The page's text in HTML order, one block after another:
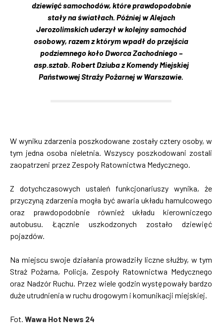
dziewięć samochodów, które prawdopodobnie
stały na światłach. Później w Alejach
Jerozolimskich uderzył w kolejny samochód
osobowy, razem z którym wpadł do przejścia
podziemnego koło Dworca Zachodniego –
asp.sztab. Robert Dziuba z Komendy Miejskiej
Państwowej Straży Pożarnej w Warszawie.
W wyniku zdarzenia poszkodowane zostały cztery osoby, w
tym jedna osoba nieletnia. Wszyscy poszkodowani zostali
zaopatrzeni przez Zespoły Ratownictwa Medycznego.
Z dotychczasowych ustaleń funkcjonariuszy wynika, że
przyczyną zdarzenia mogła być awaria układu hamulcowego
oraz prawdopodobnie również układu kierowniczego
autobusu. Łącznie uszkodzonych zostało dziewięć
pojazdów.
Na miejscu swoje działania prowadziły liczne służby, w tym
Straż Pożarna, Policja, Zespoły Ratownictwa Medycznego
oraz Nadzór Ruchu. Przez wiele godzin występowały bardzo
duże utrudnienia w ruchu drogowym i komunikacji miejskiej.
Fot. Wawa Hot News 24